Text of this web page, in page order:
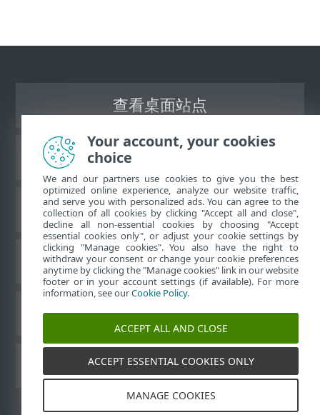
查看桌面站点
ESET 知识库
ESET 论坛
区域支持
管理 Cookie
其他 ESET 产品
©1992-2026ESET, spol. s r.o. - 保留所有权利。
Your account, your cookies
choice
We and our partners use cookies to give you the best
optimized online experience, analyze our website traffic,
and serve you with personalized ads. You can agree to the
collection of all cookies by clicking "Accept all and close",
decline all non-essential cookies by choosing "Accept
essential cookies only", or adjust your cookie settings by
clicking "Manage cookies". You also have the right to
withdraw your consent or change your cookie preferences
anytime by clicking the "Manage cookies" link in our website
footer or in your account settings (if available). For more
information, see ourCookie Policy.
ACCEPT ALL AND CLOSE
ACCEPT ESSENTIAL COOKIES ONLY
MANAGE COOKIES